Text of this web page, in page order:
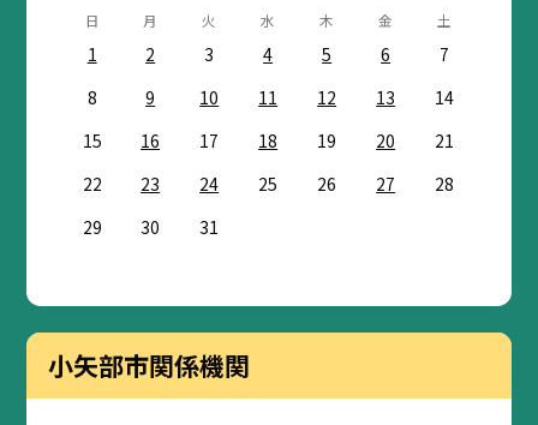
日 月 火 水 木 金 土
1 2 3 4 5 6
7
8
9 10 11 12 13
14
15
16 17 18 19 20
21
22
23 24 25 26 27
28
29
30 31
小矢部市関係機関